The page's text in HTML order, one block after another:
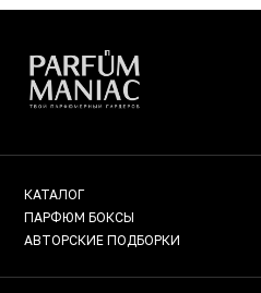
КАТАЛОГ
ПАРФЮМ БОКСЫ
АВТОРСКИЕ ПОДБОРКИ